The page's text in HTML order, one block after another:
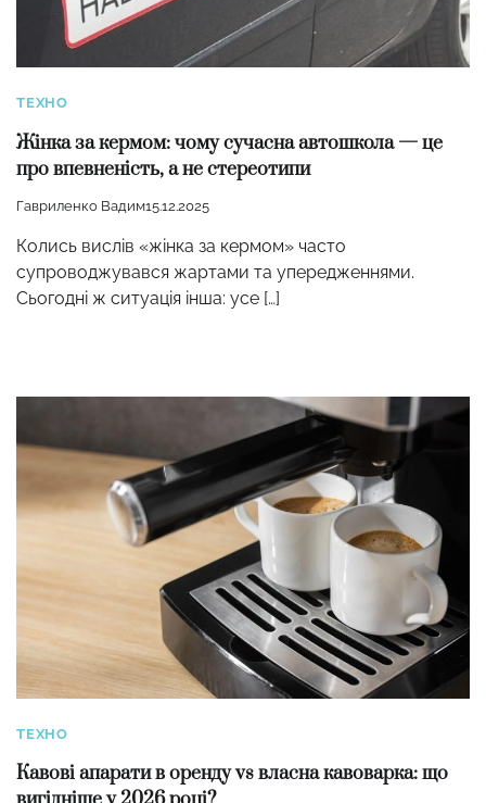
ТЕХНО
Жінка за кермом: чому сучасна автошкола — це
про впевненість, а не стереотипи
Гавриленко Вадим15.12.2025
Колись вислів «жінка за кермом» часто
супроводжувався жартами та упередженнями.
Сьогодні ж ситуація інша: усе […]
ТЕХНО
Кавові апарати в оренду vs власна кавоварка: що